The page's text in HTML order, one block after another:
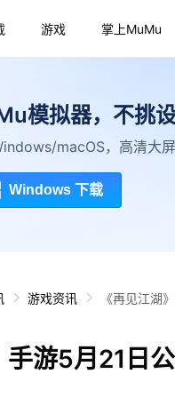
游戏 掌上MuMu
模拟器，不挑设
macOS，高清大
Windows 下载
游戏资讯 《再见江湖
手游5月21日